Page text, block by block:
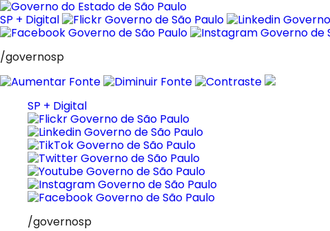
Pular
para
o
SP + Digital
/governosp
SP + Digital
/governosp